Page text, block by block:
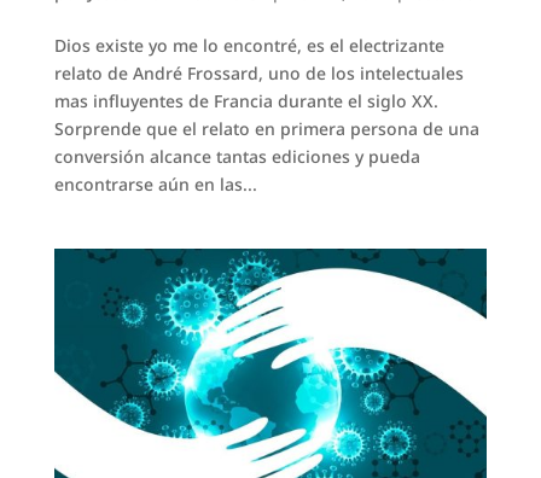
Dios existe yo me lo encontré, es el electrizante
relato de André Frossard, uno de los intelectuales
mas influyentes de Francia durante el siglo XX.
Sorprende que el relato en primera persona de una
conversión alcance tantas ediciones y pueda
encontrarse aún en las...